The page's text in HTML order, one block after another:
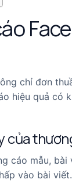
chỉ đơn
hiệu quả có
của
cáo mẫu,
vào bài